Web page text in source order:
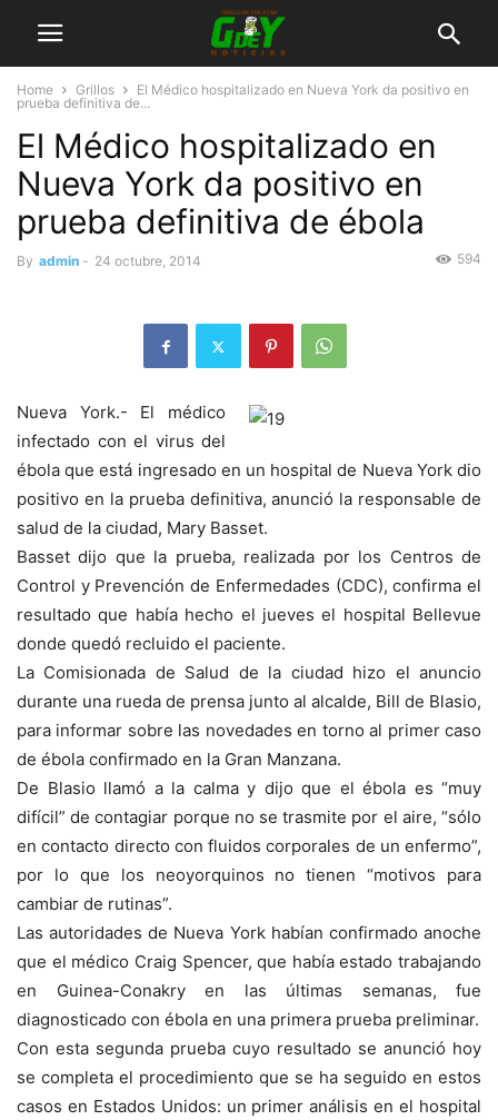
Home Grillos
El Médico hospitalizado en Nueva York da positivo en
prueba definitiva de...
El Médico hospitalizado en
Nueva York da positivo en
prueba definitiva de ébola
By admin - 24 octubre, 2014 594
Nueva York.- El médico
infectado con el virus del
ébola que está ingresado en un hospital de Nueva York dio
positivo en la prueba definitiva, anunció la responsable de
salud de la ciudad, Mary Basset.
Basset dijo que la prueba, realizada por los Centros de
Control y Prevención de Enfermedades (CDC), confirma el
resultado que había hecho el jueves el hospital Bellevue
donde quedó recluido el paciente.
La Comisionada de Salud de la ciudad hizo el anuncio
durante una rueda de prensa junto al alcalde, Bill de Blasio,
para informar sobre las novedades en torno al primer caso
de ébola confirmado en la Gran Manzana.
De Blasio llamó a la calma y dijo que el ébola es “muy
difícil” de contagiar porque no se trasmite por el aire, “sólo
en contacto directo con fluidos corporales de un enfermo”,
por lo que los neoyorquinos no tienen “motivos para
cambiar de rutinas”.
Las autoridades de Nueva York habían confirmado anoche
que el médico Craig Spencer, que había estado trabajando
en Guinea-Conakry en las últimas semanas, fue
diagnosticado con ébola en una primera prueba preliminar.
Con esta segunda prueba cuyo resultado se anunció hoy
se completa el procedimiento que se ha seguido en estos
casos en Estados Unidos: un primer análisis en el hospital